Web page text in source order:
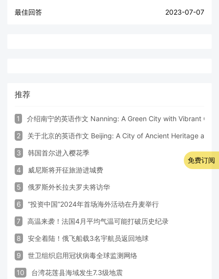
最佳回答 2023-07-07
推荐
1 介绍南宁的英语作文 Nanning: A Green City with Vibrant
2 关于北京的英语作文 Beijing: A City of Ancient Heritage and
3 韩国首尔进入樱花季
4 威尼斯将开征旅游进城费
5 俄罗斯外长拉夫罗夫将访华
6 “投资中国”2024年首场海外活动在丹麦举行
7 高温来袭！法国4月平均气温可能打破历史纪录
8 安全着陆！俄飞船载3名宇航员返回地球
9 世卫组织启用冠状病毒全球监测网络
10 台湾花莲县海域发生7.3级地震
免费订阅